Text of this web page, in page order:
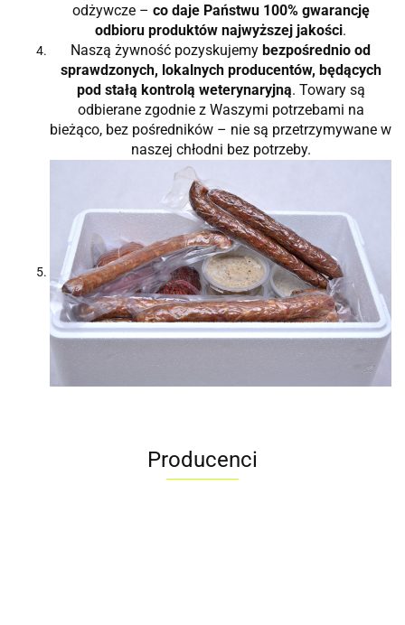
odżywcze – co daje Państwu 100% gwarancję
odbioru produktów najwyższej jakości.
Naszą żywność pozyskujemy bezpośrednio od
sprawdzonych, lokalnych producentów, będących
pod stałą kontrolą weterynaryjną. Towary są
odbierane zgodnie z Waszymi potrzebami na
bieżąco, bez pośredników – nie są przetrzymywane w
naszej chłodni bez potrzeby.
Producenci